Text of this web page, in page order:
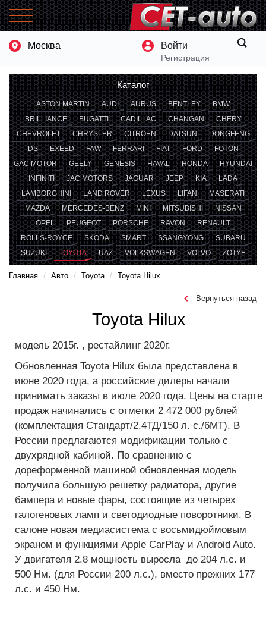
Москва Войти
Регистрация
Каталог
ASTON MARTIN AUDI AURUS BENTLEY
BMW
BRILLIANCE
BUGATTI CADILLAC CHANGAN
CHERY
CHEVROLET
CHRYSLER CITROEN DATSUN
DONGFENG
DS
EXEED FAW FERRARI FIAT FORD
FOTON
GAC MOTOR
GEELY GENESIS HAVAL HONDA
HYUNDAI
INFINITI
JAC MOTORS JAGUAR JEEP KIA
LADA
LAMBORGHINI
LAND ROVER LEXUS LIFAN
MASERATI
MAZDA
MERCEDES-BENZ MINI MITSUBISHI
NISSAN
OPEL
PEUGEOT PORSCHE RAVON
RENAULT
ROLLS-ROYCE
SKODA SMART SSANGYONG
SUBARU
SUZUKI
TOYOTA UAZ VOLKSWAGEN VOLVO ZOTYE
Главная Авто Toyota Toyota Hilux
Вернуться назад
Toyota Hilux
модель 2015г. , рестайлинг 2020г.
Обновленная Toyota Hilux была представлена в
июне 2020 года, а российские дилеры начали
принимать заказы в июле 2020 года. Цены на старте
продаж начинались с отметки 2 472 000 рублей
(комплектация Стандарт/2.4ТД/150 л. с./6МТ). В
России предлагаются модификации только с
двухрядной кабиной. По сравнению с
дореформенной машиной обновленная модель
получила большую решетку радиатора, другие
бампера и новые фары, состоящие из четырех
галогеновых ламп и светодиодные поворотники. В
салоне новая медиасистема с восьмидюймовым
экраном и функциями Apple CarPlay и Android Auto.
У двигателя 2.8 мощность выросла до 204 л.с. и
500 Нм. (для России 200 л.с.), вместо прежних 177
л.с. и 450 Нм.